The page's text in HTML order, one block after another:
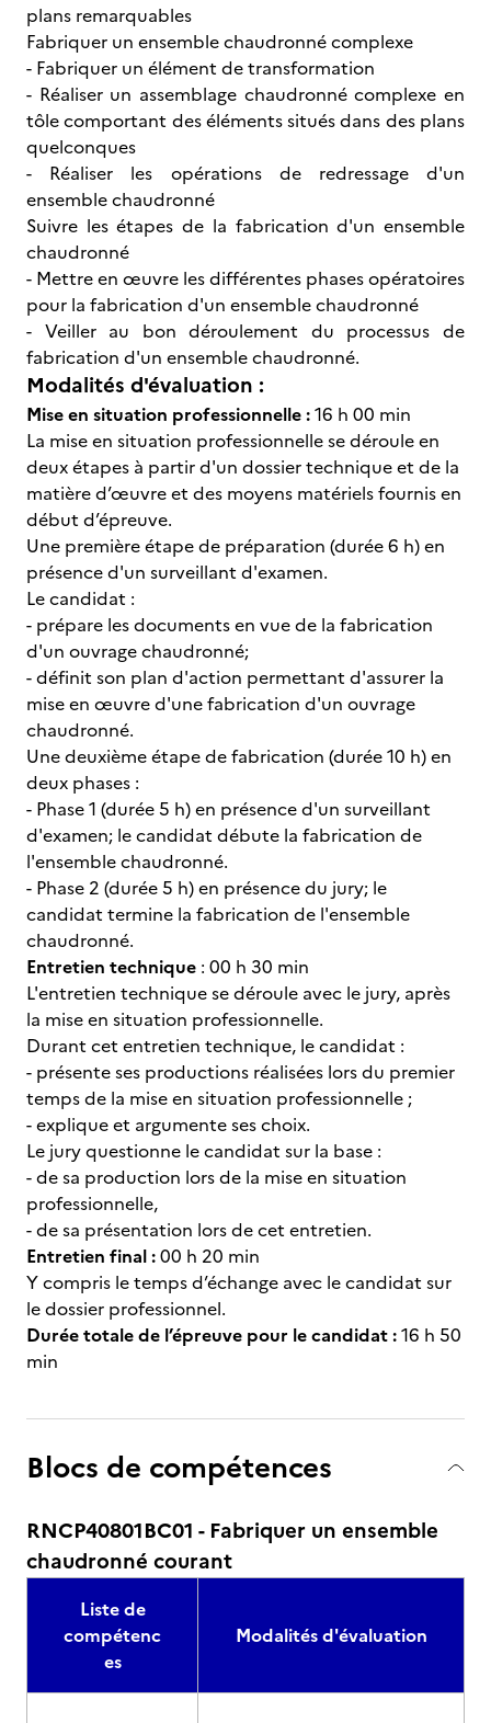
plans remarquables
Fabriquer un ensemble chaudronné complexe
- Fabriquer un élément de transformation
- Réaliser un assemblage chaudronné complexe en
tôle comportant des éléments situés dans des plans
quelconques
- Réaliser les opérations de redressage d'un
ensemble chaudronné
Suivre les étapes de la fabrication d'un ensemble
chaudronné
- Mettre en œuvre les différentes phases opératoires
pour la fabrication d'un ensemble chaudronné
- Veiller au bon déroulement du processus de
fabrication d'un ensemble chaudronné.
Modalités d'évaluation :
Mise en situation professionnelle :16 h 00 min
La mise en situation professionnelle se déroule en
deux étapes à partir d'un dossier technique et de la
matière d’œuvre et des moyens matériels fournis en
début d’épreuve.
Une première étape de préparation (durée 6 h) en
présence d'un surveillant d'examen.
Le candidat :
- prépare les documents en vue de la fabrication
d'un ouvrage chaudronné;
- définit son plan d'action permettant d'assurer la
mise en œuvre d'une fabrication d'un ouvrage
chaudronné.
Une deuxième étape de fabrication (durée 10 h) en
deux phases :
- Phase 1 (durée 5 h) en présence d'un surveillant
d'examen; le candidat débute la fabrication de
l'ensemble chaudronné.
- Phase 2 (durée 5 h) en présence du jury; le
candidat termine la fabrication de l'ensemble
chaudronné.
Entretien technique : 00 h 30 min
L'entretien technique se déroule avec le jury, après
la mise en situation professionnelle.
Durant cet entretien technique, le candidat :
- présente ses productions réalisées lors du premier
temps de la mise en situation professionnelle ;
- explique et argumente ses choix.
Le jury questionne le candidat sur la base :
- de sa production lors de la mise en situation
professionnelle,
- de sa présentation lors de cet entretien.
Entretien final :00 h 20 min
Y compris le temps d’échange avec le candidat sur
le dossier professionnel.
Durée totale de l’épreuve pour le candidat :16 h 50
min
Blocs de compétences
RNCP40801BC01 - Fabriquer un ensemble
chaudronné courant
Liste de
compétenc
es
Modalités d'évaluation